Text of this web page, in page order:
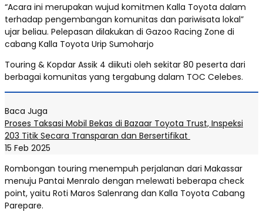
“Acara ini merupakan wujud komitmen Kalla Toyota dalam
terhadap pengembangan komunitas dan pariwisata lokal”
ujar beliau. Pelepasan dilakukan di Gazoo Racing Zone di
cabang Kalla Toyota Urip Sumoharjo
Touring & Kopdar Assik 4 diikuti oleh sekitar 80 peserta dari
berbagai komunitas yang tergabung dalam TOC Celebes.
Baca Juga
Proses Taksasi Mobil Bekas di Bazaar Toyota Trust, Inspeksi
203 Titik Secara Transparan dan Bersertifikat
15 Feb 2025
Rombongan touring menempuh perjalanan dari Makassar
menuju Pantai Menralo dengan melewati beberapa check
point, yaitu Roti Maros Salenrang dan Kalla Toyota Cabang
Parepare.